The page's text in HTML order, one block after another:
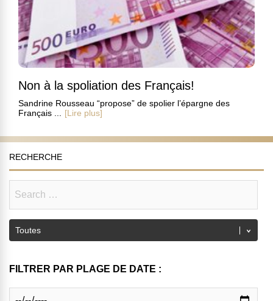
Non à la spoliation des Français!
Sandrine Rousseau “propose” de spolier l’épargne des
Français ... [Lire plus]
RECHERCHE
FILTRER PAR PLAGE DE DATE :